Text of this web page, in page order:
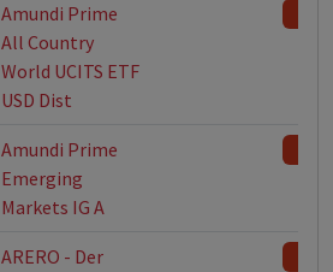
Amundi Prime
All Country
World UCITS ETF
USD Dist
Amundi Prime
Emerging
Markets IG A
ARERO - Der